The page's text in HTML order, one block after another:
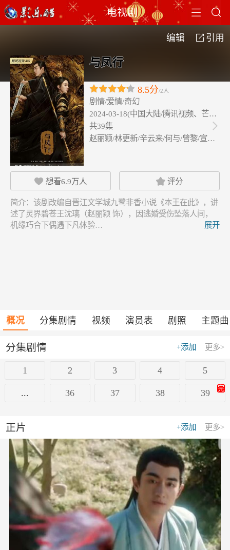
 
电视剧
编辑  引用
与凤行
8.5分/2人
剧情/爱情/奇幻
2024-03-18(中国大陆/腾讯视频、芒果TV)
共39集
赵丽颖/林更新/辛云来/何与/曾黎/宣璐…

 想看6.9万人  评分
简介： 该剧改编自晋江文学城九鹭非香小说《本王在此》，讲
述了灵界碧苍王沈璃（赵丽颖 饰），因逃婚受伤坠落人间，
机缘巧合下偶遇下凡体验…
展开
概况 分集剧情 视频 演员表 剧照 主题曲
更多>
+添加
分集剧情
1 2 3 4 5
... 36 37 38 39 完
更多>
+添加
正片